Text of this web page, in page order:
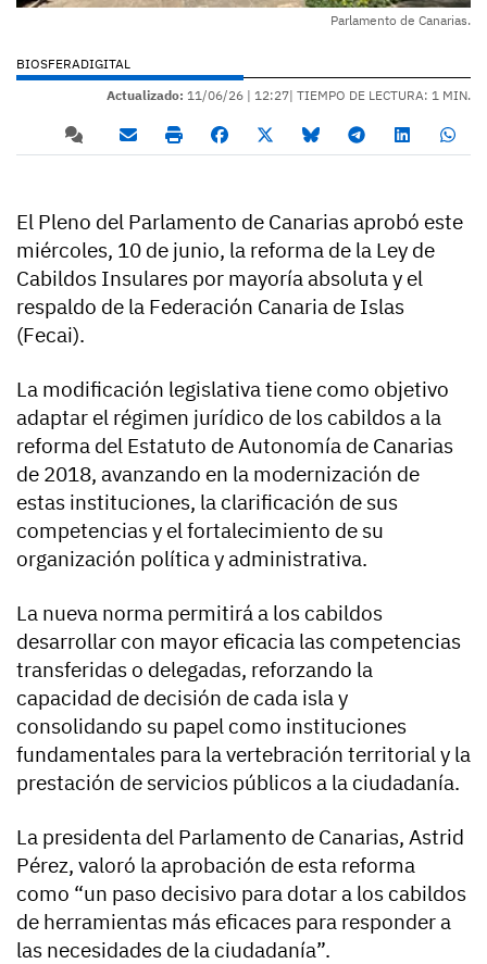
Parlamento de Canarias.
BIOSFERADIGITAL
Actualizado: 11/06/26 | 12:27| TIEMPO DE LECTURA: 1 MIN.
El Pleno del Parlamento de Canarias aprobó este
miércoles, 10 de junio, la reforma de la Ley de
Cabildos Insulares por mayoría absoluta y el
respaldo de la Federación Canaria de Islas
(Fecai).
La modificación legislativa tiene como objetivo
adaptar el régimen jurídico de los cabildos a la
reforma del Estatuto de Autonomía de Canarias
de 2018, avanzando en la modernización de
estas instituciones, la clarificación de sus
competencias y el fortalecimiento de su
organización política y administrativa.
La nueva norma permitirá a los cabildos
desarrollar con mayor eficacia las competencias
transferidas o delegadas, reforzando la
capacidad de decisión de cada isla y
consolidando su papel como instituciones
fundamentales para la vertebración territorial y la
prestación de servicios públicos a la ciudadanía.
La presidenta del Parlamento de Canarias, Astrid
Pérez, valoró la aprobación de esta reforma
como “un paso decisivo para dotar a los cabildos
de herramientas más eficaces para responder a
las necesidades de la ciudadanía”.